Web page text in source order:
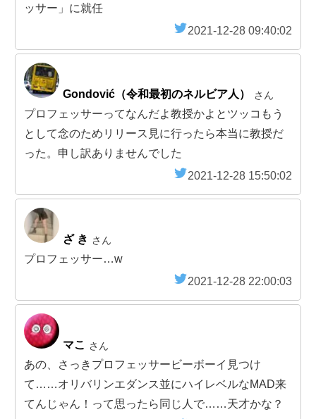
ッサー」に就任
2021-12-28 09:40:02
Gondović（令和最初のネルビア人） さん
プロフェッサーってなんだよ教授かよとツッコもう
として念のためリリース見に行ったら本当に教授だ
った。申し訳ありませんでした
2021-12-28 15:50:02
ざ き さん
プロフェッサー…w
2021-12-28 22:00:03
マこ さん
あの、さっきプロフェッサービーボーイ見つけ
て……オリバリンエダンス並にハイレベルなMAD来
てんじゃん！って思ったら同じ人で……天才かな？